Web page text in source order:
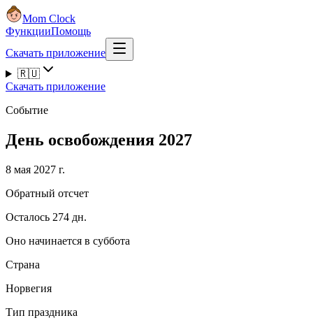
Mom Clock
ФункцииПомощь
Скачать приложение
🇷🇺
Скачать приложение
Событие
День освобождения 2027
8 мая 2027 г.
Обратный отсчет
Осталось 274 дн.
Оно начинается в суббота
Страна
Норвегия
Тип праздника